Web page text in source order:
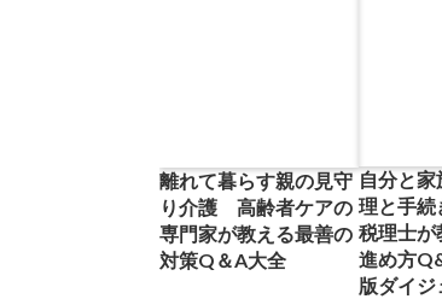
離れて暮らす親の見守
り介護 高齢者ケアの
専門家が教える最善の
対策Q＆A大全
自分と
理と手
税理士が
進め方
版ダイジ